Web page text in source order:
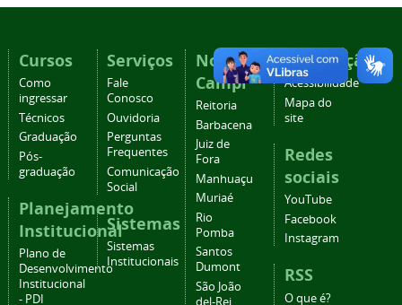
Cursos
Como
ingressar
Técnicos
Graduação
Pós-
graduação
Planejamento
Institucional
Plano de
Desenvolvimento
Institucional
- PDI
Serviços
Fale
Conosco
Ouvidoria
Perguntas
Frequentes
Comunicação
Social
Sistemas
Sistemas
Institucionais
Nossos
Campi
Reitoria
Barbacena
Juiz de
Fora
Manhuaçu
Muriaé
Rio
Pomba
Santos
Dumont
São João
del-Rei
Navegação
Acessibilidade
Mapa do
site
Redes
sociais
YouTube
Facebook
Instagram
RSS
O que é?